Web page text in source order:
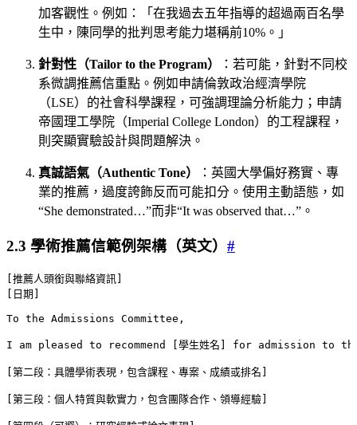
加客觀性。例如：「在我過去五年指導的超過兩百名學
生中，陳同學的批判思考能力堪稱前10%。」
針對性（Tailor to the Program）
：若可能，針對不同校
系微調推薦信重點。例如申請倫敦政治經濟學院
（LSE）的社會科學課程，可強調理論分析能力；申請
帝國理工學院（Imperial College London）的工程課程，
則突顯實驗設計與問題解決。
真誠語氣（Authentic Tone）
：英國大學偏好務實、專
業的推薦，過度誇飾反而可能扣分。使用主動語態，如
“She demonstrated…”而非“It was observed that…”。
2.3 學術推薦信範例架構（英文） #
[推薦人頭銜與聯絡資訊]
[日期]
To the Admissions Committee,
I am pleased to recommend [學生姓名] for admission
[第二段：具體學術表現，包含課程、專案、成績或排名]
[第三段：個人特質與軟實力，包含團隊合作、領導經驗]